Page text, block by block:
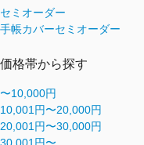
セミオーダー
手帳カバーセミオーダー
価格帯から探す
〜10,000円
10,001円〜20,000円
20,001円〜30,000円